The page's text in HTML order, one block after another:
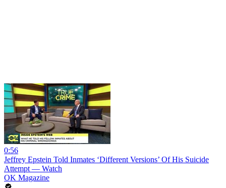
0:56
Jeffrey Epstein Told Inmates ‘Different Versions’ Of His Suicide
Attempt — Watch
OK Magazine